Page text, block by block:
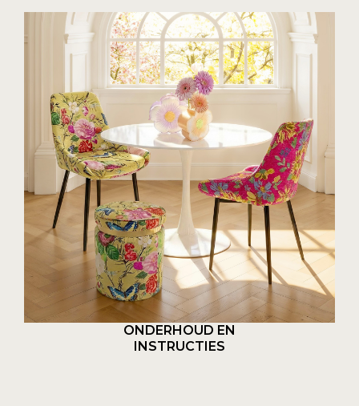
ONDERHOUD EN
INSTRUCTIES